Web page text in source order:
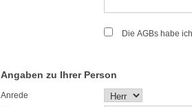
Die AGBs habe
Angaben zu Ihrer Person
Anrede